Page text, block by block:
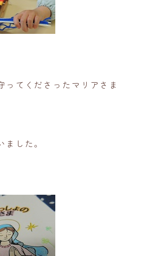
ってくださったマリアさま
した。